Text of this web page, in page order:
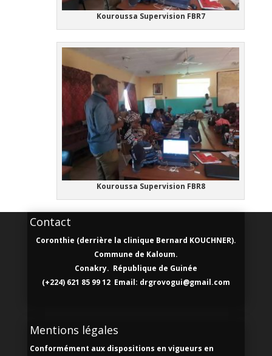
Kouroussa Supervision FBR7
Kouroussa Supervision FBR8
Contact
Coronthie (derrière la clinique Bernard KOUCHNER).
Commune de Kaloum.
Conakry. République de Guinée
(+224) 621 85 99 12 Email: drgrovogui@gmail.com
Mentions légales
Conformément aux dispositions en vigueurs en